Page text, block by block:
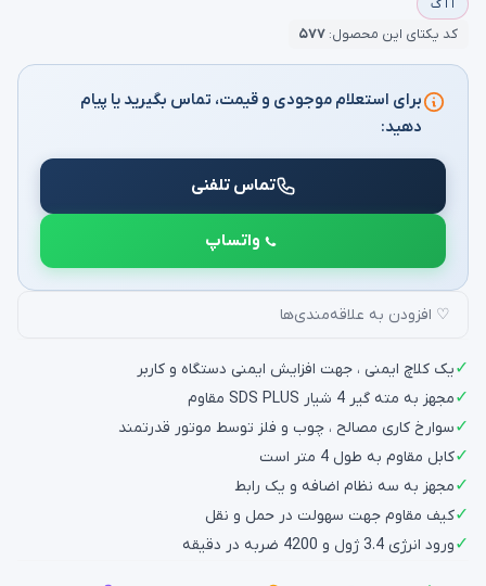
آ ا گ
کد یکتای این محصول: ۵۷۷
برای استعلام موجودی و قیمت، تماس بگیرید یا پیام
دهید:
تماس تلفنی
واتساپ
♡ افزودن به علاقه‌مندی‌ها
✓یک کلاچ ایمنی ، جهت افزایش ایمنی دستگاه و کاربر
✓مجهز به مته گیر 4 شیار SDS PLUS مقاوم
✓سوارخ کاری مصالح ، چوب و فلز توسط موتور قدرتمند
✓کابل مقاوم به طول 4 متر است
✓مجهز به سه نظام اضافه و یک رابط
✓کیف مقاوم جهت سهولت در حمل و نقل
✓ورود انرژی 3.4 ژول و 4200 ضربه در دقیقه